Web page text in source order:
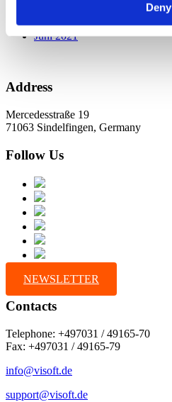
Deny
Juli 2021
Juni 2021
Address
Mercedesstraße 19
71063 Sindelfingen, Germany
Follow Us
NEWSLETTER
Contacts
Telephone: +497031 / 49165-70
Fax: +497031 / 49165-79
info@visoft.de
support@visoft.de